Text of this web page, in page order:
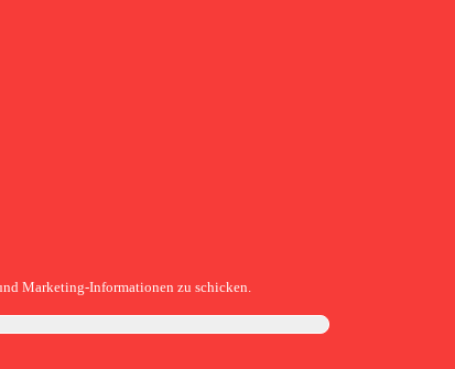
Marketing-Informationen zu schicken.